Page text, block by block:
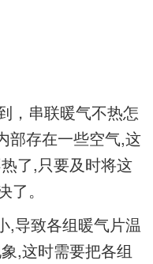
，串联暖气不热怎
部存在一些空气,这
了,只要及时将这
。
,导致各组暖气片温
,这时需要把各组